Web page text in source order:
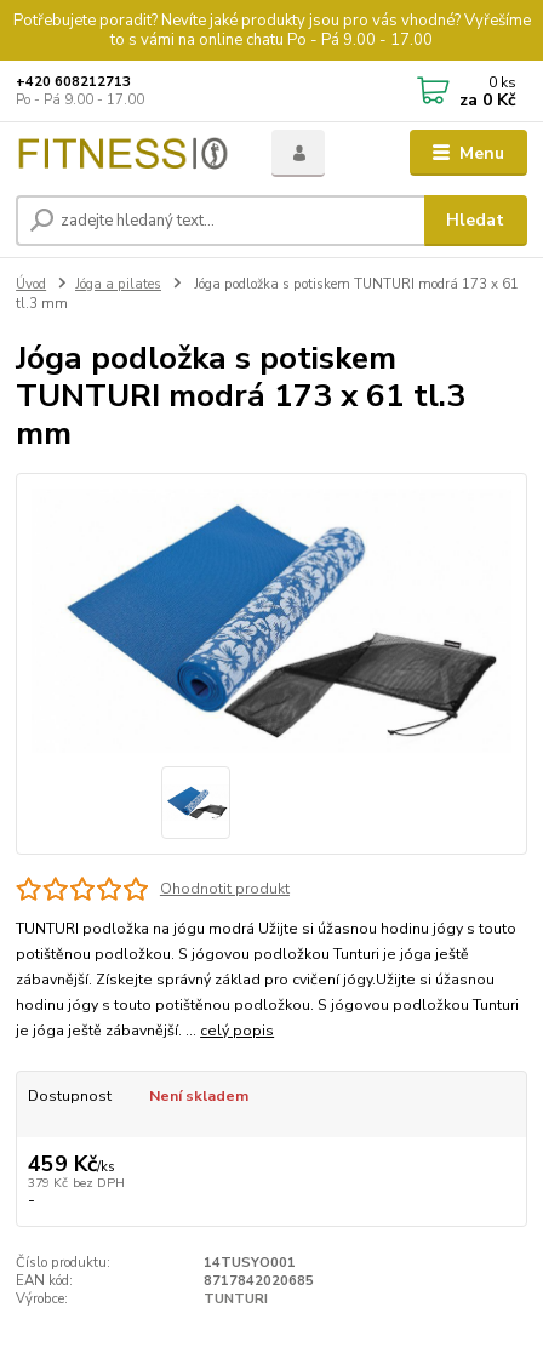
Potřebujete poradit? Nevíte jaké produkty jsou pro vás vhodné? Vyřešíme
to s vámi na online chatu Po - Pá 9.00 - 17.00
Menu
Hledat
+420 608212713
Po - Pá 9.00 - 17.00
0 ks
za 0 Kč
Úvod Jóga a pilates
Jóga podložka s potiskem TUNTURI modrá 173 x 61
tl.3 mm
Jóga podložka s potiskem
TUNTURI modrá 173 x 61 tl.3
mm
Ohodnotit produkt
TUNTURI podložka na jógu modrá Užijte si úžasnou hodinu jógy s touto
potištěnou podložkou. S jógovou podložkou Tunturi je jóga ještě
zábavnější. Získejte správný základ pro cvičení jógy.Užijte si úžasnou
hodinu jógy s touto potištěnou podložkou. S jógovou podložkou Tunturi
je jóga ještě zábavnější. ... celý popis
Dostupnost Není skladem
459 Kč/ks
379 Kč bez DPH
-
Číslo produktu:
14TUSYO001
EAN kód:
8717842020685
Výrobce:
TUNTURI